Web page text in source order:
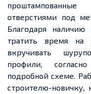
отверстиями под
Благодаря
тратить время на
вкручивать
профили,
подробной схеме.
строителю-